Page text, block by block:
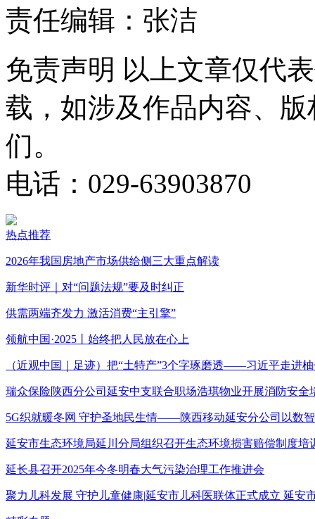
责任编辑：张洁
免责声明 以上文章仅代
载，如涉及作品内容、
们。
电话：029-63903870
热点推荐
2026年我国房地产市场供给侧三大重点解读
新华时评｜对“问题法规”要及时纠正
供需两端齐发力 激活消费“主引擎”
领航中国·2025丨始终把人民放在心上
（近观中国｜足迹）把“土特产”3个字琢磨透——习近平走进
瑞众保险陕西分公司延安中支联合职场浩琪物业开展消防安全
5G织就暖冬网 守护圣地民生情——陕西移动延安分公司以数
延安市生态环境局延川分局组织召开生态环境损害赔偿制度培
延长县召开2025年今冬明春大气污染治理工作推进会
聚力儿科发展 守护儿童健康|延安市儿科医联体正式成立 延安